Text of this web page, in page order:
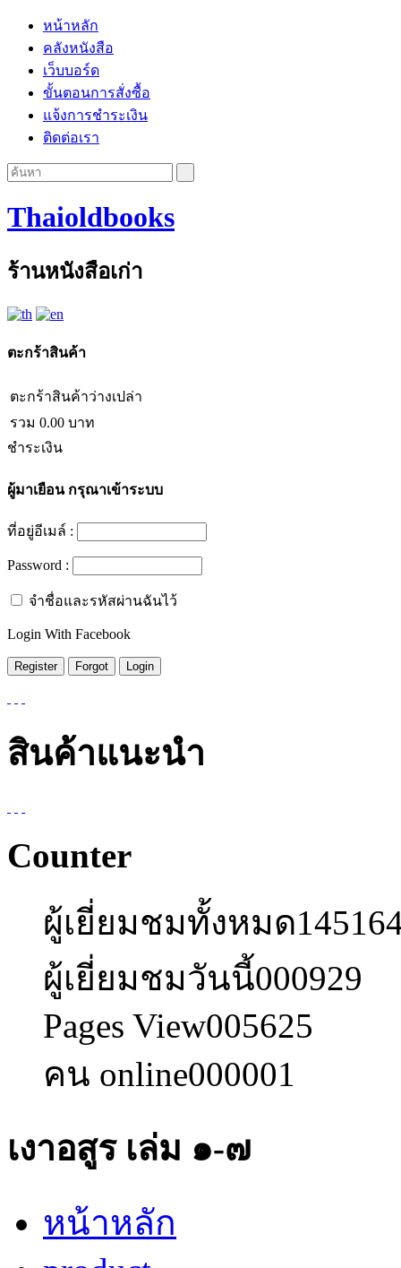
หน้าหลัก
คลังหนังสือ
เว็บบอร์ด
ขั้นตอนการสั่งซื้อ
แจ้งการชำระเงิน
ติดต่อเรา
Thaioldbooks
ร้านหนังสือเก่า
ตะกร้าสินค้า
ตะกร้าสินค้าว่างเปล่า
รวม 0.00 บาท
ชำระเงิน
ผู้มาเยือนกรุณาเข้าระบบ
ที่อยู่อีเมล์ :
Password :
จำชื่อและรหัสผ่านฉันไว้
Login With Facebook
สินค้าแนะนำ
Counter
ผู้เยี่ยมชมทั้งหมด
ผู้เยี่ยมชมวันนี้000929
Pages View005625
คน online000001
เงาอสูร เล่ม ๑-๗
หน้าหลัก